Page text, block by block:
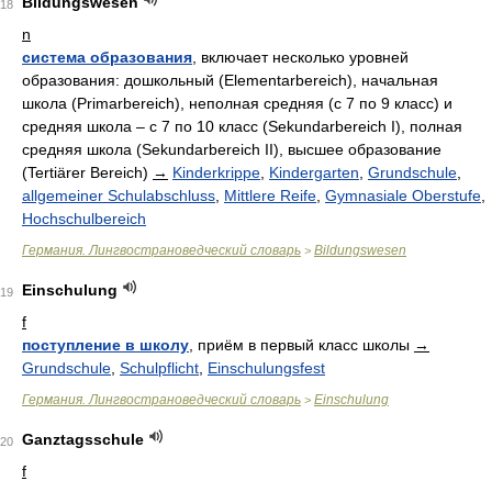
18
n
система образования , включает несколько уровней
образования: дошкольный (Elementarbereich), начальная
школа (Primarbereich), неполная средняя (с 7 по 9 класс) и
средняя школа – с 7 по 10 класс (Sekundarbereich I), полная
средняя школа (Sekundarbereich II), высшее образование
(Tertiärer Bereich) → Kinderkrippe Kindergarten Grundschule
allgemeiner Schulabschluss Mittlere Reife Gymnasiale Oberstufe
Hochschulbereich
Германия. Лингвострановедческий словарь > Bildungswesen
19
Einschulung
f
поступление в школу , приём в первый класс школы →
Grundschule Schulpflicht Einschulungsfest
Германия. Лингвострановедческий словарь > Einschulung
20
Ganztagsschule
f